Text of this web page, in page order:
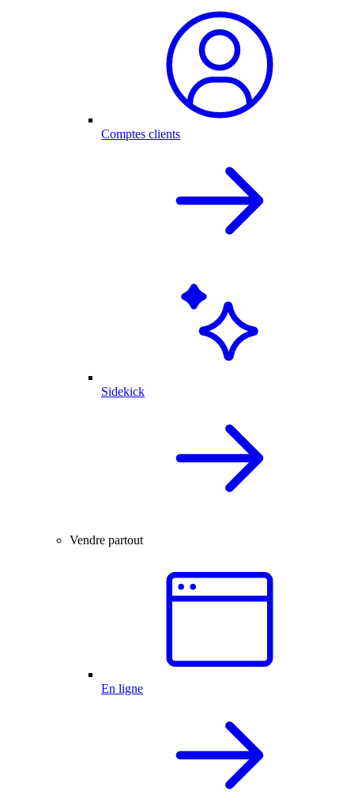
Comptes clients
Sidekick
Vendre partout
En ligne